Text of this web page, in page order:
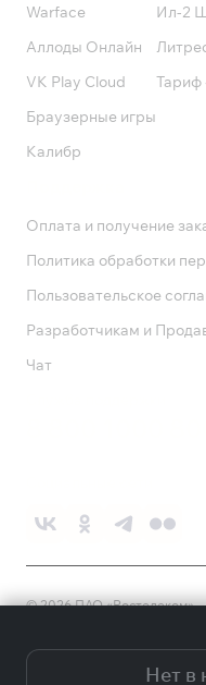
Нет в
Warface
Аллоды Онлайн
VK Play Cloud
Браузерные игры
Калибр
Ил-2
Тариф
Оплата и получение
Политика обработки
Пользовательское
Разработчикам и
Чат
©2026ПАО «Ростелеком»